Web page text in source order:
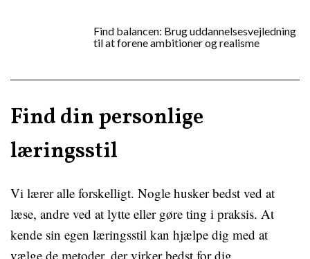
Find balancen: Brug uddannelsesvejledning
til at forene ambitioner og realisme
Find din personlige
læringsstil
Vi lærer alle forskelligt. Nogle husker bedst ved at
læse, andre ved at lytte eller gøre ting i praksis. At
kende sin egen læringsstil kan hjælpe dig med at
vælge de metoder, der virker bedst for dig.